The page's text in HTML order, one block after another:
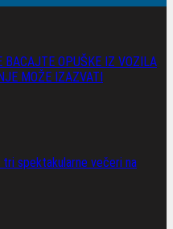
BACAJTE OPUŠKE IZ VOZILA
MOŽE IZAZVATI
spektakularne večeri na